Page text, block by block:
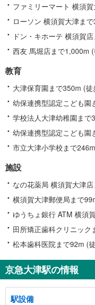
ファミリーマート 横須
ローソン 横須賀大津ま
ドン・キホーテ 横須賀
西友 馬堀店まで1,000m
教育
大津保育園まで350m (徒
幼保連携型認定こども
学校法人大津幼稚園まで
幼保連携型認定こども
市立大津小学校まで
施設
なの花薬局 横須賀大津
横須賀大津郵便局まで
ゆうちょ銀行 ATM 横須
田所矯正歯科クリニック
松本歯科医院まで92m (
京急大津駅の情報
駅設備